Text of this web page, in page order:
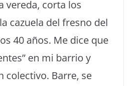
vereda, corta los
cazuela del fresno del
40 años. Me dice que
en mi barrio y
colectivo. Barre, se